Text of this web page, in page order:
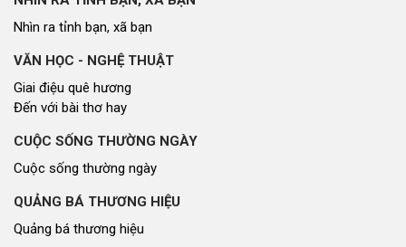
Nhìn ra tỉnh bạn, xã bạn
VĂN HỌC - NGHỆ THUẬT
Giai điệu quê hương
Đến với bài thơ hay
CUỘC SỐNG THƯỜNG NGÀY
Cuộc sống thường ngày
QUẢNG BÁ THƯƠNG HIỆU
Quảng bá thương hiệu